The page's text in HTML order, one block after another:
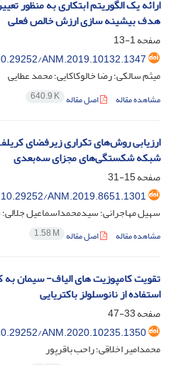
ارائه یک الگوریتم ابتکاری به منظور
هدف بیشینه سازی ارزش خالص فعلی
صفحه1-13
ANM.2019.10132.1347
میثم سالکی؛ رضا خالوکاکایی؛ محمد عطایی
مشاهده مقاله اصل مقاله 640.9 K
ارزیابی روش‌های تکراری زیرفضای
شبکه شکستگی‌های مجزای سه‌بعدی
صفحه15-31
10.29252/ANM.2019.8651.1301
سهیل مهاجرانی؛ سیدمحمداسماعیل
مشاهده مقاله اصل مقاله 1.58 M
تقویت کامپوزیت های الیاف- سیمان
استفاده از نانوسلولز باکتریایی
صفحه33-47
ANM.2020.10235.1350
محمدامیر اخلاقی؛ راحب باقرپور